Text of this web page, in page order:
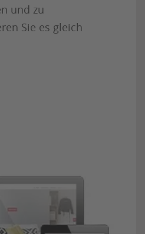
und zu
Sie es gleich